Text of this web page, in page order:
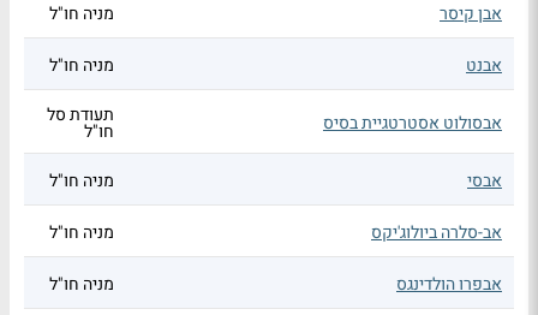
אבן קיסר מניה חו"ל
אבנט מניה חו"ל
אבסולוט אסטרטגיית בסיס תעודת סל
חו"ל
אבסי
מניה חו"ל
אב-סלרה ביולוג'יקס מניה חו"ל
אבפרו הולדינגס מניה חו"ל